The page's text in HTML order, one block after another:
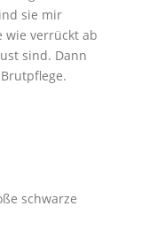
sie mir
wie verrückt ab
sind. Dann
schwarze